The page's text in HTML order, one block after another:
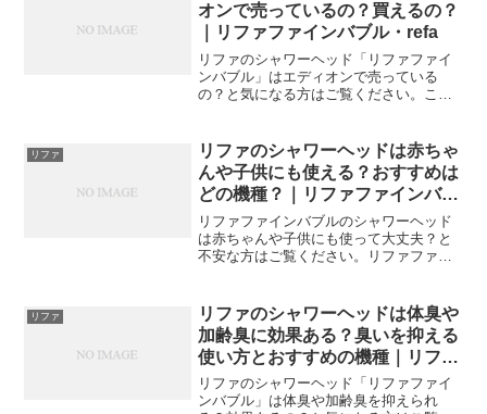
オンで売っているの？買えるの？
｜リファファインバブル・refa
リファのシャワーヘッド「リファファイ
ンバブル」はエディオンで売っている
の？と気になる方はご覧ください。ここ
心配なしで安く買う方法をご紹介しま
す。
リファ
リファのシャワーヘッドは赤ちゃ
んや子供にも使える？おすすめは
どの機種？｜リファファインバブ
ル・refa
リファファインバブルのシャワーヘッド
は赤ちゃんや子供にも使って大丈夫？と
不安な方はご覧ください。リファファイ
使い方・お得な販売店をご紹介します。
リファ
リファのシャワーヘッドは体臭や
加齢臭に効果ある？臭いを抑える
使い方とおすすめの機種｜リファ
ファインバブル・refa
リファのシャワーヘッド「リファファイ
ンバブル」は体臭や加齢臭を抑えられ